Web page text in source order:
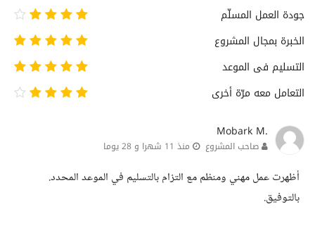
جودة العمل المسلّم
الخبرة بمجال المشروع
التسليم فى الموعد
التعامل معه مرّة أخرى
Mobark M.
صاحب المشروع منذ 11 شهرا و 28 يوما
أظهرت عمل مهني ومنظم مع التزام بالتسليم في الموعد المحدد.
بالتوفيق.